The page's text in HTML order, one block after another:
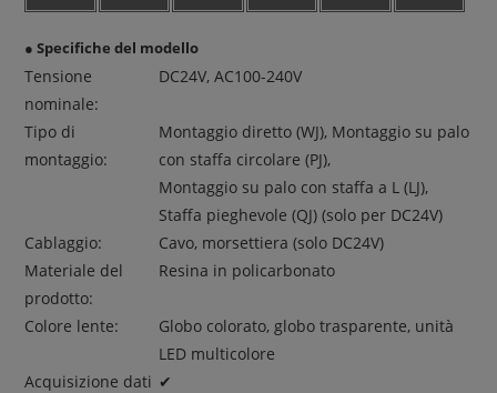
● Specifiche del modello
Tensione
nominale:
DC24V, AC100-240V
Tipo di
montaggio:
Montaggio diretto (WJ), Montaggio su palo
con staffa circolare (PJ),
Montaggio su palo con staffa a L (LJ),
Staffa pieghevole (QJ) (solo per DC24V)
Cablaggio:
Cavo, morsettiera (solo DC24V)
Materiale del
prodotto:
Resina in policarbonato
Colore lente:
Globo colorato, globo trasparente, unità
LED multicolore
Acquisizione dati ✔︎